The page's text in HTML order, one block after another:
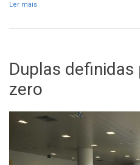
Ler mais
Duplas
zero